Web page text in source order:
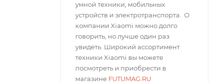
умной техники, мобильных
устройств и электротранспорта. О
компании Xiaomi можно долго
говорить, но лучше один раз
увидеть. Широкий ассортимент
техники Xiaomi вы можете
посмотреть и приобрести в
магазине FUTUMAG.RU